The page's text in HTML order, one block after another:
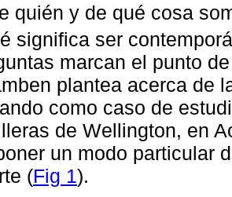
quién y de qué cosa
significa ser
marcan el punto
plantea acerca de
como caso de
de Wellington, en
un modo particular
(Fig 1).